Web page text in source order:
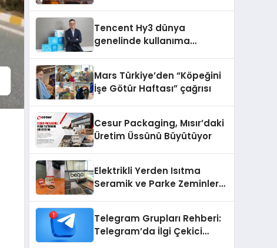
Tencent Hy3 dünya
genelinde kullanıma
Mars Türkiye’den “Köpeğini
İşe Götür Haftası” çağrısı
Cesur Packaging, Mısır’daki
Üretim Üssünü Büyütüyor
Elektrikli Yerden Isıtma
Seramik ve Parke Zeminler
Telegram Grupları Rehberi:
Telegram’da İlgi Çekici